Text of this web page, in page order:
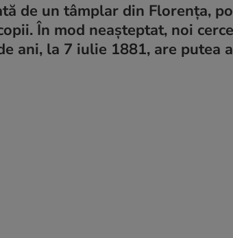
de un tâmplar din Florența,
În mod neașteptat, noi
ani, la 7 iulie 1881, are putea